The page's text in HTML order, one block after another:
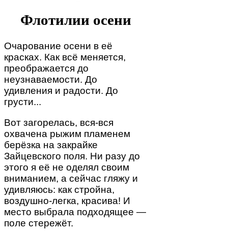
Флотилии осени
Очарование осени в её
красках. Как всё меняется,
преображается до
неузнаваемости. До
удивления и радости. До
грусти...
Вот загорелась, вся-вся
охвачена рыжим пламенем
берёзка на закрайке
Зайцевского поля. Ни разу до
этого я её не оделял своим
вниманием, а сейчас гляжу и
удивляюсь: как стройна,
воздушно-легка, красива! И
место выбрала подходящее —
поле стережёт.